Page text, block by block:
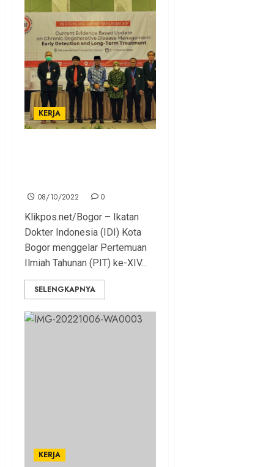
KERJA
08/10/2022 0
Klikpos.net/Bogor – Ikatan
Dokter Indonesia (IDI) Kota
Bogor menggelar Pertemuan
Ilmiah Tahunan (PIT) ke-XIV...
SELENGKAPNYA
KERJA